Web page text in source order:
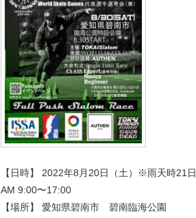
【日時】 2022年8⽉20日（⼟）※雨天時21日
AM 9:00〜17:00
【場所】 愛知県碧南市 碧南臨海公園